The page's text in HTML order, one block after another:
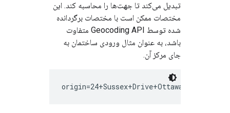
تبدیل می‌کند تا جهت‌ها را محاسبه کند. این
مختصات ممکن است با مختصات برگردانده
شده توسط Geocoding API متفاوت
باشد، به عنوان مثال ورودی ساختمان به
جای مرکز آن.